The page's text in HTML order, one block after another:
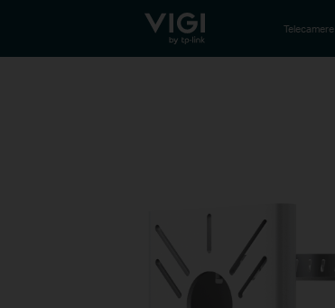
TP-Link, Reliably Smart Telecamere